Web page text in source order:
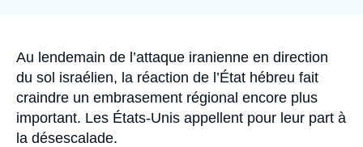
Accroche
Au lendemain de l’attaque iranienne en direction
du sol israélien, la réaction de l’État hébreu fait
craindre un embrasement régional encore plus
important. Les États-Unis appellent pour leur part à
la désescalade.